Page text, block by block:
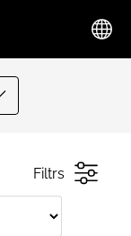
Filtrs